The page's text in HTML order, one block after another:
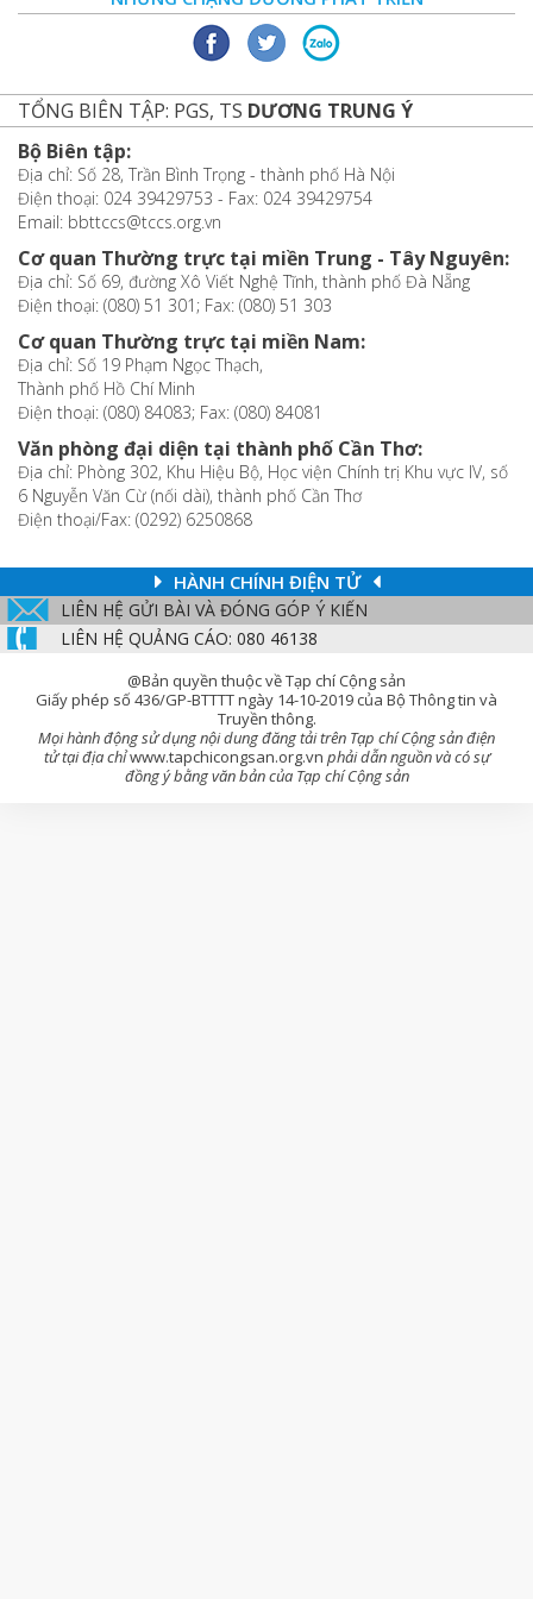
TỔNG BIÊN TẬP: PGS, TS DƯƠNG TRUNG Ý
Bộ Biên tập:
Địa chỉ: Số 28, Trần Bình Trọng - thành phố Hà Nội
Điện thoại: 024 39429753 - Fax: 024 39429754
Email: bbttccs@tccs.org.vn
Cơ quan Thường trực tại miền Trung - Tây Nguyên:
Địa chỉ: Số 69, đường Xô Viết Nghệ Tĩnh, thành phố Đà Nẵng
Điện thoại: (080) 51 301; Fax: (080) 51 303
Cơ quan Thường trực tại miền Nam:
Địa chỉ: Số 19 Phạm Ngọc Thạch,
Thành phố Hồ Chí Minh
Điện thoại: (080) 84083; Fax: (080) 84081
Văn phòng đại diện tại thành phố Cần Thơ:
Địa chỉ: Phòng 302, Khu Hiệu Bộ, Học viện Chính trị Khu vực IV, số
6 Nguyễn Văn Cừ (nối dài), thành phố Cần Thơ
Điện thoại/Fax: (0292) 6250868
HÀNH CHÍNH ĐIỆN TỬ
LIÊN HỆ GỬI BÀI VÀ ĐÓNG GÓP Ý KIẾN
LIÊN HỆ QUẢNG CÁO: 080 46138
@Bản quyền thuộc về Tạp chí Cộng sản
Giấy phép số 436/GP-BTTTT ngày 14-10-2019 của Bộ Thông tin và
Truyền thông.
Mọi hành động sử dụng nội dung đăng tải trên Tạp chí Cộng sản điện
tử tại địa chỉwww.tapchicongsan.org.vn phải dẫn nguồn và có sự
đồng ý bằng văn bản của Tạp chí Cộng sản